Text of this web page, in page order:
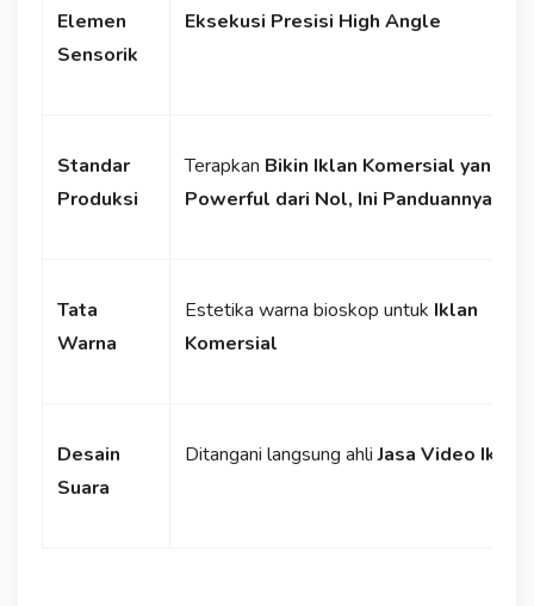
Elemen
Sensorik
Eksekusi Presisi High Angle
Standar
Produksi
Terapkan Bikin Iklan Komersial yang
Powerful dari Nol, Ini Panduannya
Tata
Warna
Estetika warna bioskop untuk Iklan
Komersial
Desain
Suara
Ditangani langsung ahliJasa Video Iklan